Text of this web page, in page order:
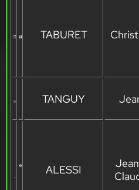
TABURET
TANGUY
ALESSI